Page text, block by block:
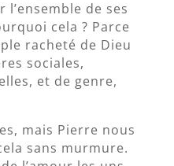
de ses
cela ? Parce
racheté de Dieu
sociales,
et de genre,
mais Pierre nous
sans murmure.